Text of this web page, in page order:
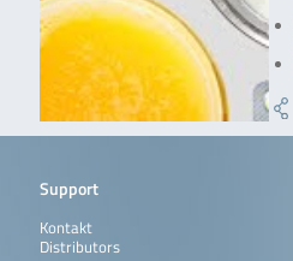
Support
Kontakt
Distributors